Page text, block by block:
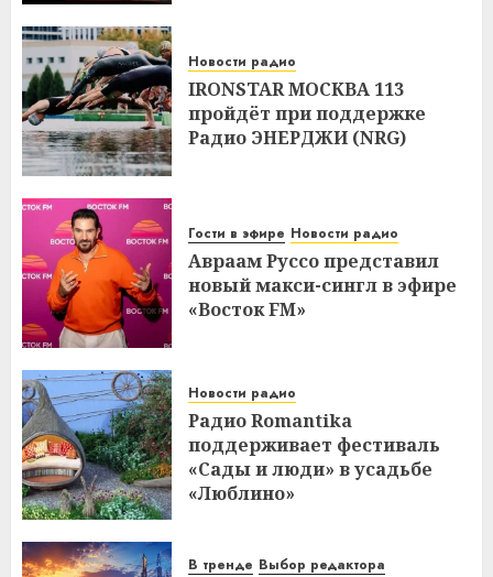
Новости радио
IRONSTAR МОСКВА 113
пройдёт при поддержке
Радио ЭНЕРДЖИ (NRG)
Гости в эфире Новости радио
Авраам Руссо представил
новый макси-сингл в эфире
«Восток FM»
Новости радио
Радио Romantika
поддерживает фестиваль
«Сады и люди» в усадьбе
«Люблино»
В тренде Выбор редактора